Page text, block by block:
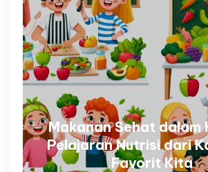
Makanan Sehat dalam
Pelajaran Nutrisi dari
Favorit Kita